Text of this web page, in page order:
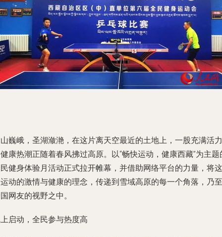
巍峨，圣湖潋滟，在这片离天空最近的土地上，一股充满活力
康热潮正随着春风拂过高原。以“畅快运动，健康西藏”为主题
健身体验月活动正式拉开帷幕，并借助网络平台的力量，将这
动的激情与健康的理念，传递到雪域高原的每一个角落，乃至
网友的视野之中。
启动，全民参与热度高